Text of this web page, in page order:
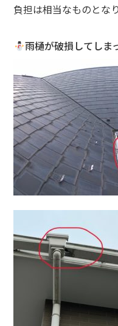
負担は相当なものとなり
雨樋が破損してしま